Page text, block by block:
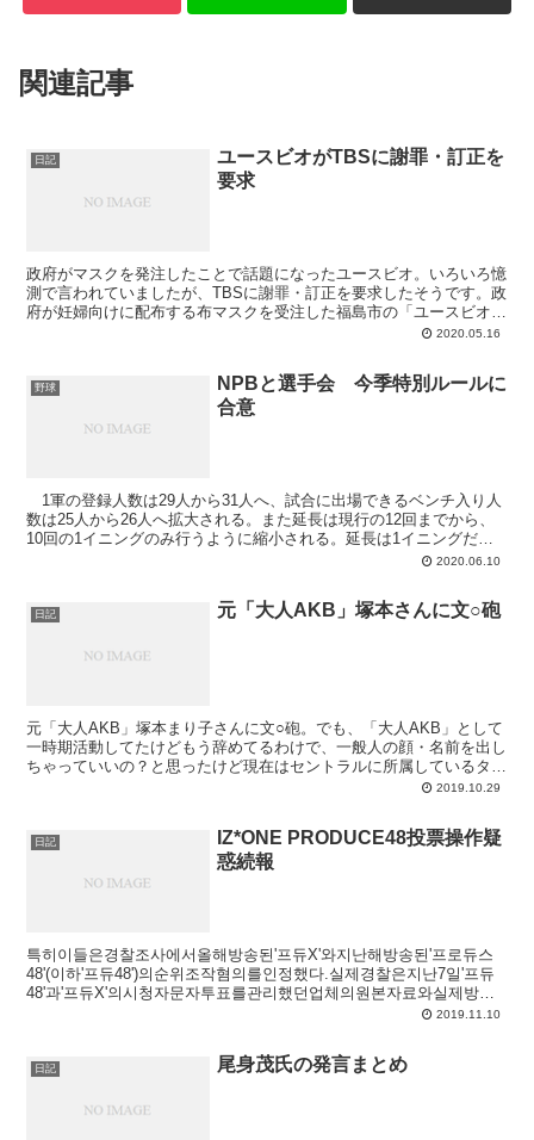
関連記事
日記
ユースビオがTBSに謝罪・訂正を
要求
政府がマスクを発注したことで話題になったユースビオ。いろいろ憶
測で言われていましたが、TBSに謝罪・訂正を要求したそうです。政
府が妊婦向けに配布する布マスクを受注した福島市の「ユースビオ」
2020.05.16
野球
NPBと選手会 今季特別ルールに
合意
1軍の登録人数は29人から31人へ、試合に出場できるベンチ入り人
数は25人から26人へ拡大される。また延長は現行の12回までから、
10回の1イニングのみ行うように縮小される。延長は1イニングだけ
2020.06.10
日記 元「大人AKB」塚本さんに文○砲
元「大人AKB」塚本まり子さんに文○砲。でも、「大人AKB」として
一時期活動してたけどもう辞めてるわけで、一般人の顔・名前を出し
ちゃっていいの？と思ったけど現在はセントラルに所属しているタレ
ントらしいです。うーん、これなら顔や名前を出しても... 2019.10.29
日記
IZ*ONE PRODUCE48投票操作疑
惑続報
특히이들은경찰조사에서올해방송된'프듀X'와지난해방송된'프로듀스
48'(이하'프듀48')의순위조작혐의를인정했다.실제경찰은지난7일'프듀
48'과'프듀X'의시청자문자투표를관리했던업체의원본자료와실제방송
2019.11.10
日記 尾身茂氏の発言まとめ